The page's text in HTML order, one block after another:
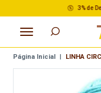
3% de
Página Inicial | LINHA